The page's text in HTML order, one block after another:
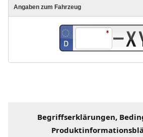
Begriffserklärungen,